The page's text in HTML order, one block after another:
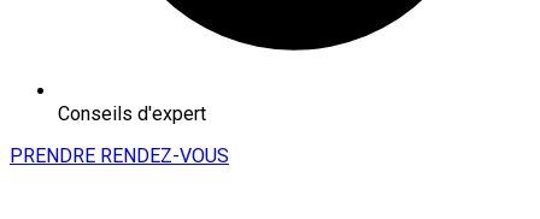
Conseils d'expert
PRENDRE RENDEZ-VOUS